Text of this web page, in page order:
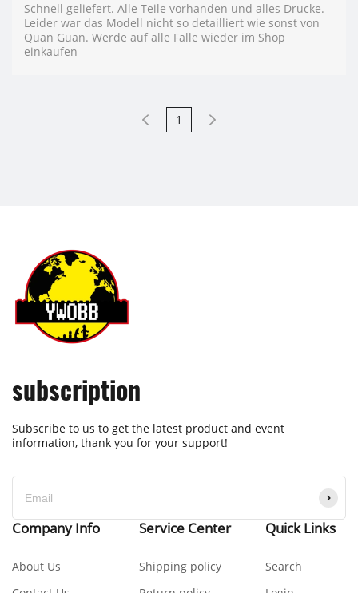
Schnell geliefert. Alle Teile vorhanden und alles Drucke.
Leider war das Modell nicht so detailliert wie sonst von
Quan Guan. Werde auf alle Fälle wieder im Shop
einkaufen
1
subscription
Subscribe to us to get the latest product and event
information, thank you for your support!
Company Info
About Us
Service Center
Shipping policy
Quick Links
Search